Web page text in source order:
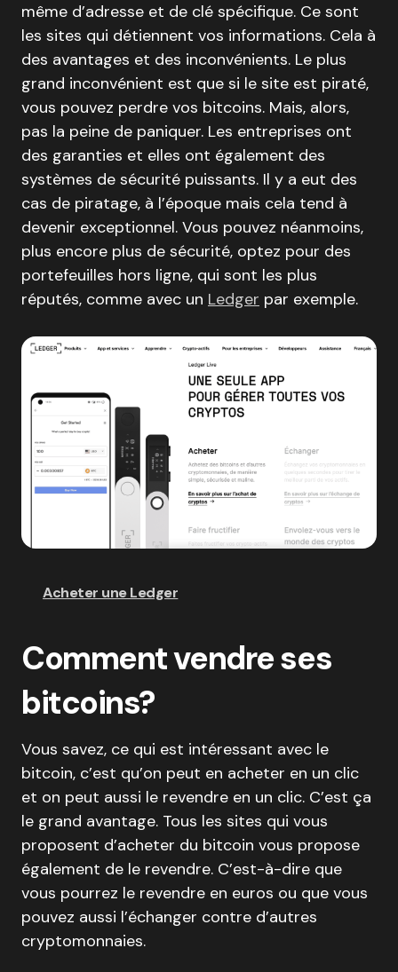
même d’adresse et de clé spécifique. Ce sont
les sites qui détiennent vos informations. Cela à
des avantages et des inconvénients. Le plus
grand inconvénient est que si le site est piraté,
vous pouvez perdre vos bitcoins. Mais, alors,
pas la peine de paniquer. Les entreprises ont
des garanties et elles ont également des
systèmes de sécurité puissants. Il y a eut des
cas de piratage, à l’époque mais cela tend à
devenir exceptionnel. Vous pouvez néanmoins,
plus encore plus de sécurité, optez pour des
portefeuilles hors ligne, qui sont les plus
réputés, comme avec un Ledger par exemple.
Acheter une Ledger
Comment vendre ses
bitcoins?
Vous savez, ce qui est intéressant avec le
bitcoin, c’est qu’on peut en acheter en un clic
et on peut aussi le revendre en un clic. C’est ça
le grand avantage. Tous les sites qui vous
proposent d’acheter du bitcoin vous propose
également de le revendre. C’est-à-dire que
vous pourrez le revendre en euros ou que vous
pouvez aussi l’échanger contre d’autres
cryptomonnaies.